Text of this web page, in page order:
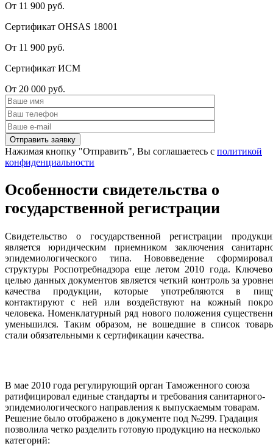
От 11 900 руб.
Сертификат OHSAS 18001
От 11 900 руб.
Сертификат ИСМ
От 20 000 руб.
Нажимая кнопку "Отправить", Вы соглашаетесь с политикой
конфиденциальности
Особенности свидетельства о
государственной регистрации
Свидетельство о государственной регистрации
является юридическим приемником заключения
эпидемиологического типа. Нововведение
структуры Роспотребнадзора еще летом 2010 года.
целью данных документов является четкий контроль за
качества продукции, которые употребляются в
контактируют с ней или воздействуют на кожный
человека. Номенклатурный ряд нового положения
уменьшился. Таким образом, не вошедшие в список
стали обязательными к сертификации качества.
В мае 2010 года регулирующий орган Таможенного союза
ратифицировал единые стандарты и требования санитарного-
эпидемиологического направления к выпускаемым товарам.
Решение было отображено в документе под №299. Градация
позволила четко разделить готовую продукцию на несколько
категорий: